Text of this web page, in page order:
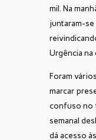
mil. Na
juntaram-se
Urgência na
Foram
marcar
confuso no
semanal
dá acesso